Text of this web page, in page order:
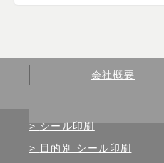
会社概要
シール印刷
目的別 シール印刷